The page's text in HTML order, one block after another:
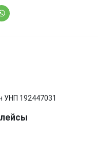
УНП 192447031